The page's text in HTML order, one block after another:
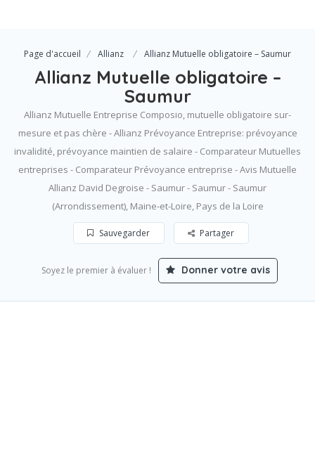
Page d'accueil Allianz Allianz Mutuelle obligatoire – Saumur
Allianz Mutuelle obligatoire –
Saumur
Allianz Mutuelle Entreprise Composio, mutuelle obligatoire sur-
mesure et pas chère - Allianz Prévoyance Entreprise: prévoyance
invalidité, prévoyance maintien de salaire - Comparateur Mutuelles
entreprises - Comparateur Prévoyance entreprise - Avis Mutuelle
Allianz David Degroise - Saumur - Saumur - Saumur
(Arrondissement), Maine-et-Loire, Pays de la Loire
Sauvegarder Partager
Soyez le premier à évaluer ! Donner votre avis